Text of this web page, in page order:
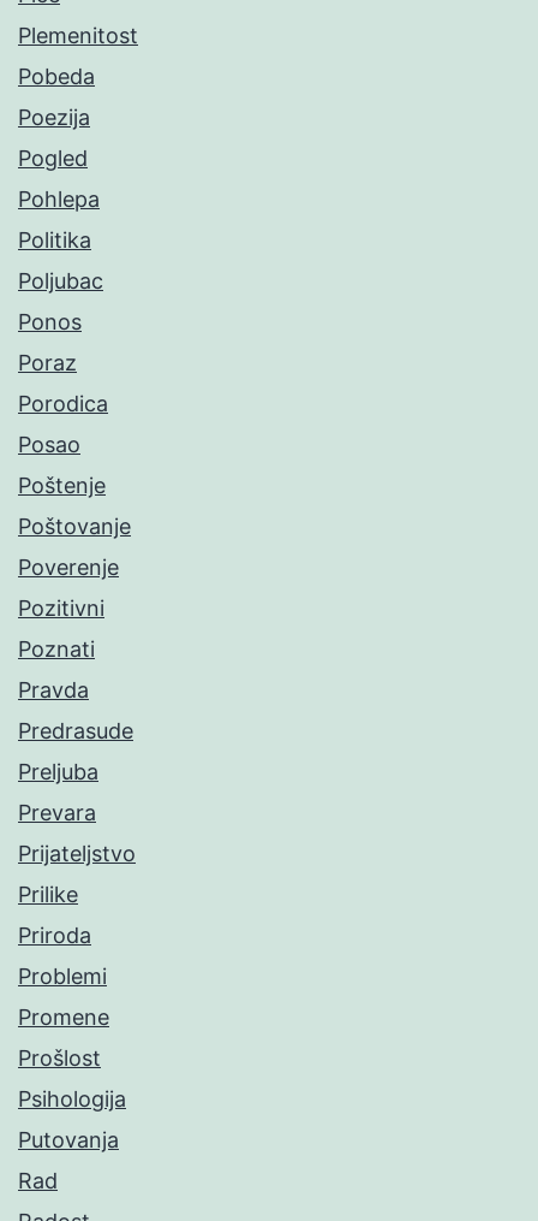
Plemenitost
Pobeda
Poezija
Pogled
Pohlepa
Politika
Poljubac
Ponos
Poraz
Porodica
Posao
Poštenje
Poštovanje
Poverenje
Pozitivni
Poznati
Pravda
Predrasude
Preljuba
Prevara
Prijateljstvo
Prilike
Priroda
Problemi
Promene
Prošlost
Psihologija
Putovanja
Rad